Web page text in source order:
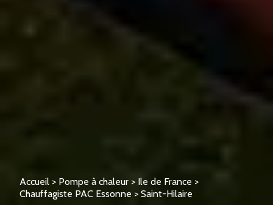
Accueil > Pompe à chaleur > Ile de France >
Chauffagiste PAC Essonne > Saint-Hilaire